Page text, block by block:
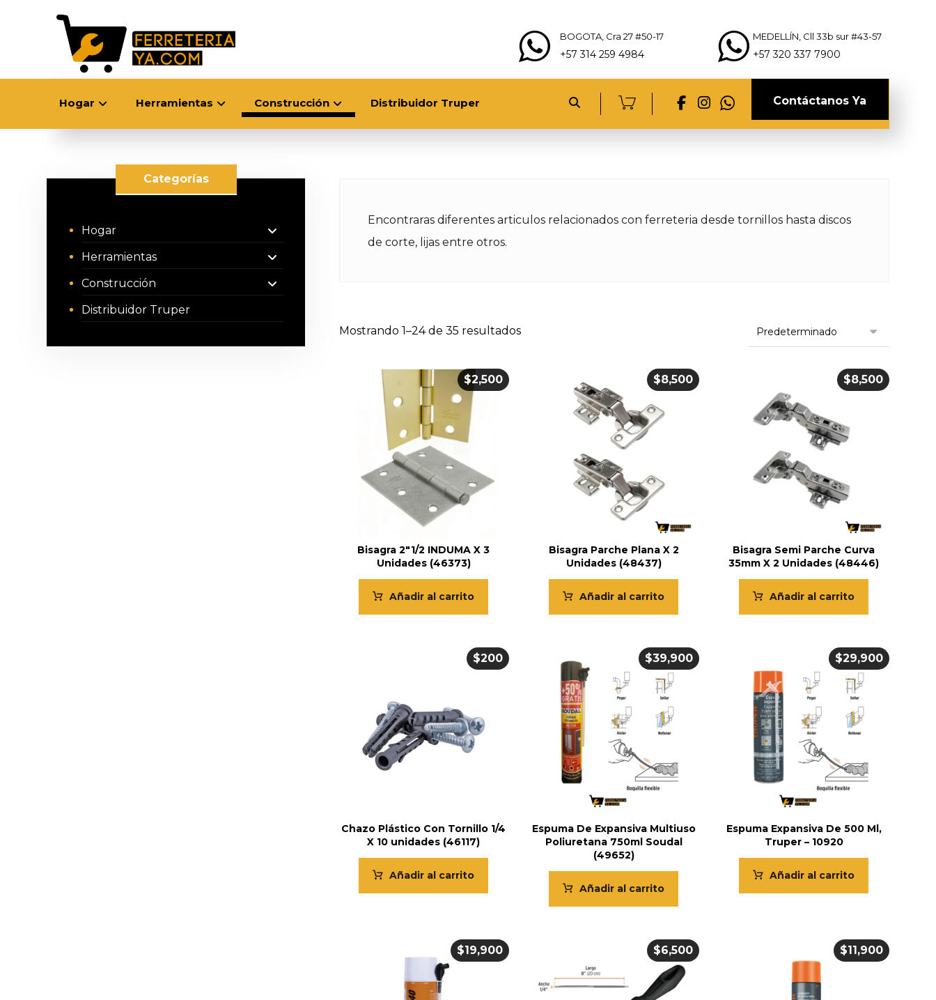
MEDELLÍN, Cll 33b sur #43-57
+57 320 337 7900
BOGOTA, Cra 27 #50-17
+57 314 259 4984
Hogar Herramientas Construcción Distribuidor Truper Contáctanos Ya
Encontraras diferentes articulos relacionados con ferreteria desde tornillos hasta discos
de corte, lijas entre otros.
Mostrando 1–24 de 35 resultados
Bisagra 2″1/2 INDUMA X 3
Unidades (46373)
$2,500
Añadir al carrito
Bisagra Parche Plana X 2
Unidades (48437)
$8,500
Añadir al carrito
Bisagra Semi Parche Curva
35mm X 2 Unidades (48446)
$8,500
Añadir al carrito
Chazo Plástico Con Tornillo 1/4
X 10 unidades (46117)
$200
Añadir al carrito
Espuma De Expansiva Multiuso
Poliuretana 750ml Soudal
(49652)
$39,900
Añadir al carrito
Espuma Expansiva De 500 Ml,
Truper – 10920
$29,900
Añadir al carrito
$19,900 $6,500 $11,900
Categorías
Hogar
Herramientas
Construcción
Distribuidor Truper